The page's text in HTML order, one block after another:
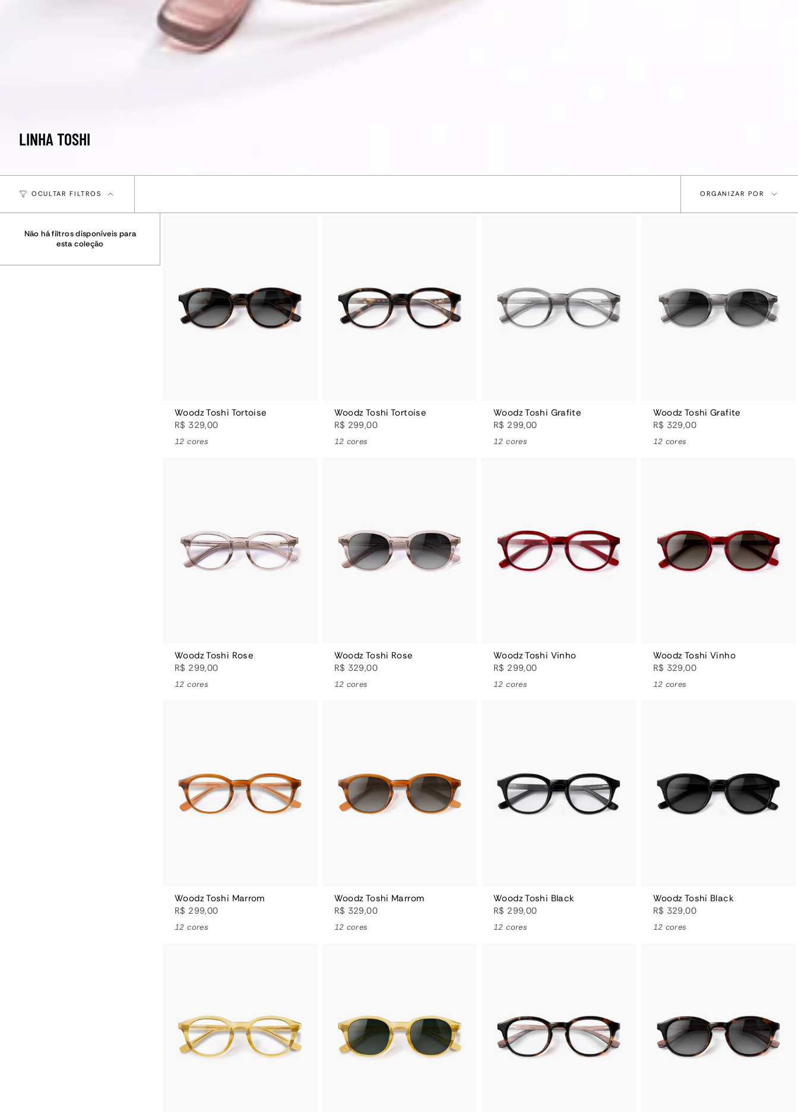
LINHA TOSHI
OCULTAR FILTROS
ORGANIZAR
POR
ORGANIZAR POR
Não há filtros disponíveis para
esta coleção
Woodz Toshi Tortoise
R$ 329,00
12 cores
Woodz Toshi Tortoise
R$ 299,00
12 cores
Woodz Toshi Grafite
R$ 299,00
12 cores
Woodz Toshi Grafite
R$ 329,00
12 cores
Woodz Toshi Rose
R$ 299,00
12 cores
Woodz Toshi Rose
R$ 329,00
12 cores
Woodz Toshi Vinho
R$ 299,00
12 cores
Woodz Toshi Vinho
R$ 329,00
12 cores
Woodz Toshi Marrom
R$ 299,00
12 cores
Woodz Toshi Marrom
R$ 329,00
12 cores
Woodz Toshi Black
R$ 299,00
12 cores
Woodz Toshi Black
R$ 329,00
12 cores